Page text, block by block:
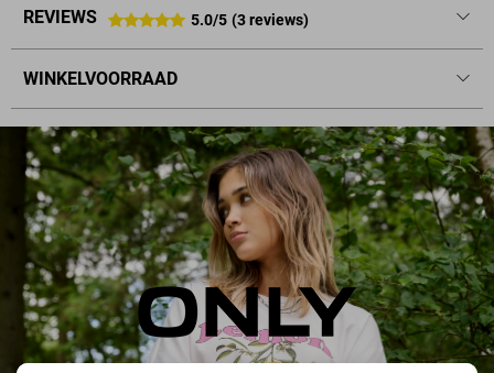
REVIEWS 5.0/5 (3 reviews)
WINKELVOORRAAD